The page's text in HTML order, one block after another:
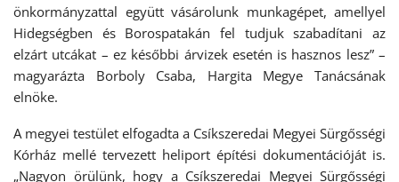
önkormányzattal együtt vásárolunk munkagépet, amellyel
Hidegségben és Borospatakán fel tudjuk szabadítani az
elzárt utcákat – ez későbbi árvizek esetén is hasznos lesz” –
magyarázta Borboly Csaba, Hargita Megye Tanácsának
elnöke.
A megyei testület elfogadta a Csíkszeredai Megyei Sürgősségi
Kórház mellé tervezett heliport építési dokumentációját is.
„Nagyon örülünk, hogy a Csíkszeredai Megyei Sürgősségi